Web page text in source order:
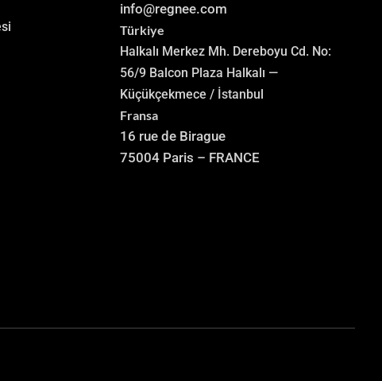
info@regnee.com
Türkiye
Halkalı Merkez Mh. Dereboyu Cd. No:
56/9 Balcon Plaza Halkalı —
Küçükçekmece / İstanbul
Fransa
16 rue de Birague
75004 Paris – FRANCE